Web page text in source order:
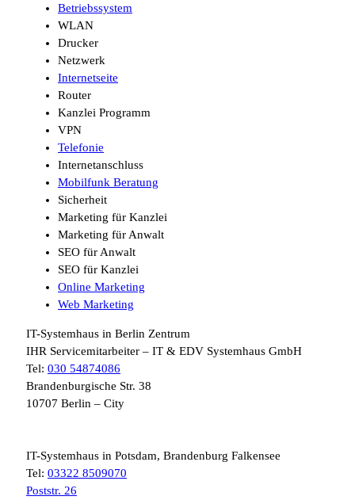
Betriebssystem
WLAN
Drucker
Netzwerk
Internetseite
Router
Kanzlei Programm
VPN
Telefonie
Internetanschluss
Mobilfunk Beratung
Sicherheit
Marketing für Kanzlei
Marketing für Anwalt
SEO für Anwalt
SEO für Kanzlei
Online Marketing
Web Marketing
IT-Systemhaus in Berlin Zentrum
IHR Servicemitarbeiter – IT & EDV Systemhaus GmbH
Tel: 030 54874086
Brandenburgische Str. 38
10707 Berlin – City
IT-Systemhaus in Potsdam, Brandenburg Falkensee
Tel: 03322 8509070
Poststr. 26